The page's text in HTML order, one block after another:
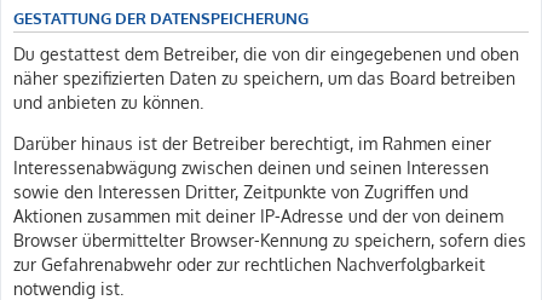
GESTATTUNG DER DATENSPEICHERUNG
Du gestattest dem Betreiber, die von dir eingegebenen und oben
näher spezifizierten Daten zu speichern, um das Board betreiben
und anbieten zu können.
Darüber hinaus ist der Betreiber berechtigt, im Rahmen einer
Interessenabwägung zwischen deinen und seinen Interessen
sowie den Interessen Dritter, Zeitpunkte von Zugriffen und
Aktionen zusammen mit deiner IP-Adresse und der von deinem
Browser übermittelter Browser-Kennung zu speichern, sofern dies
zur Gefahrenabwehr oder zur rechtlichen Nachverfolgbarkeit
notwendig ist.